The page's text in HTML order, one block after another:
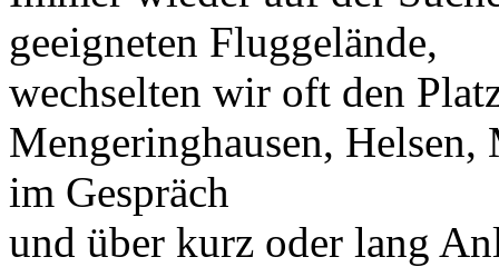
geeigneten Fluggelände,
wechselten wir oft den
Mengeringhausen, Helsen,
im Gespräch
und über kurz oder lang